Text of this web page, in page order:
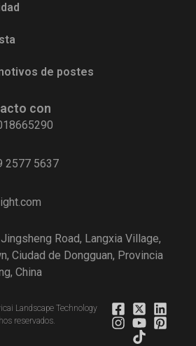
de postes
con
2577 5637
Road, Langxia Village,
Ciudad de Dongguan, Provincia
China
Landscape Technology
reservados.